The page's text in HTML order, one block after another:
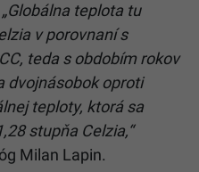
„Globálna teplota tu
v porovnaní s
teda s obdobím rokov
dvojnásobok oproti
teploty, ktorá sa
stupňa Celzia,“
Milan Lapin.